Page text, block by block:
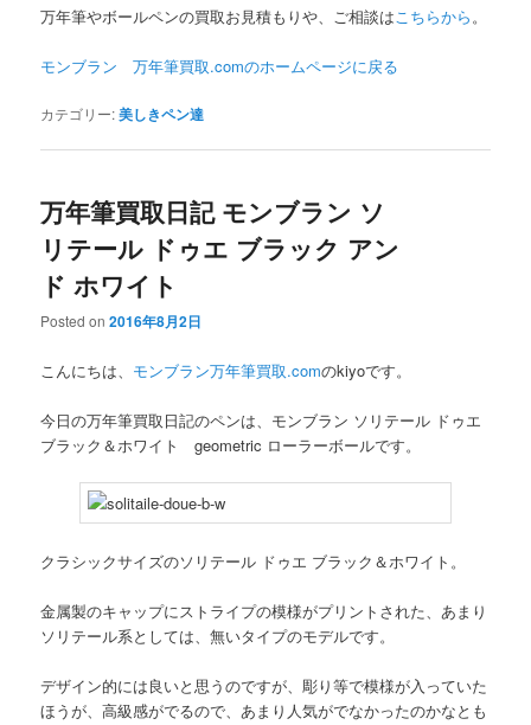
万年筆やボールペンの買取お見積もりや、ご相談は こちらから 。
モンブラン 万年筆買取.comのホームページに戻る
カテゴリー:美しきペン達
万年筆買取日記 モンブラン ソ
リテール ドゥエ ブラック アン
ド ホワイト
Posted on2016年8月2日
こんにちは、 モンブラン万年筆買取.comのkiyoです。
今日の万年筆買取日記のペンは、モンブラン ソリテール ドゥエ
ブラック＆ホワイト geometric ローラーボールです。
クラシックサイズのソリテール ドゥエ ブラック＆ホワイト。
金属製のキャップにストライプの模様がプリントされた、あまり
ソリテール系としては、無いタイプのモデルです。
デザイン的には良いと思うのですが、彫り等で模様が入っていた
ほうが、高級感がでるので、あまり人気がでなかったのかなとも